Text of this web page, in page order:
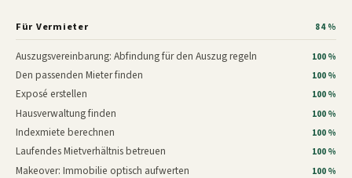
Für Vermieter 84 %
Auszugsvereinbarung: Abfindung für den Auszug regeln 100 %
Den passenden Mieter finden 100 %
Exposé erstellen 100 %
Hausverwaltung finden 100 %
Indexmiete berechnen 100 %
Laufendes Mietverhältnis betreuen 100 %
Makeover: Immobilie optisch aufwerten 100 %